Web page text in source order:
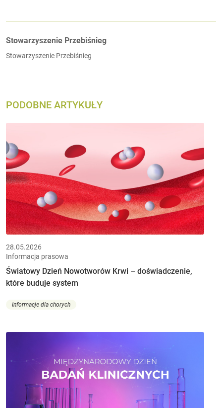
Autorzy:
Stowarzyszenie Przebiśnieg
Stowarzyszenie Przebiśnieg
PODOBNE ARTYKUŁY
28.05.2026
Informacja prasowa
Światowy Dzień Nowotworów Krwi – doświadczenie,
które buduje system
Informacje dla chorych